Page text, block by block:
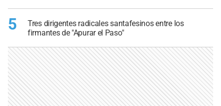
5
Tres dirigentes radicales santafesinos entre los
firmantes de "Apurar el Paso"